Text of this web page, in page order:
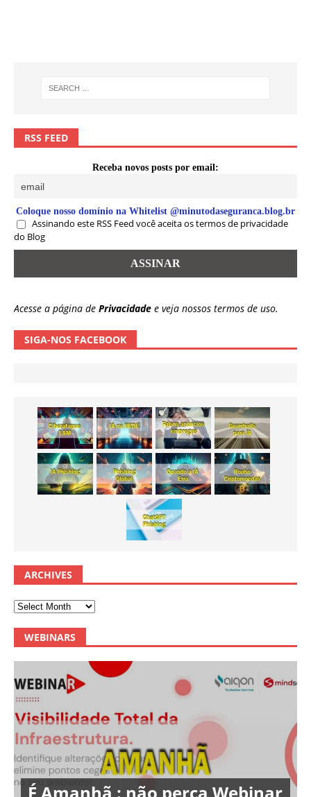
RSS FEED
Receba novos posts por email:
Coloque nosso domínio na Whitelist @minutodaseguranca.blog.br
Assinando este RSS Feed você aceita os termos de privacidade
do Blog
Acesse a página de Privacidade e veja nossos termos de uso.
SIGA-NOS FACEBOOK
ARCHIVES
WEBINARS